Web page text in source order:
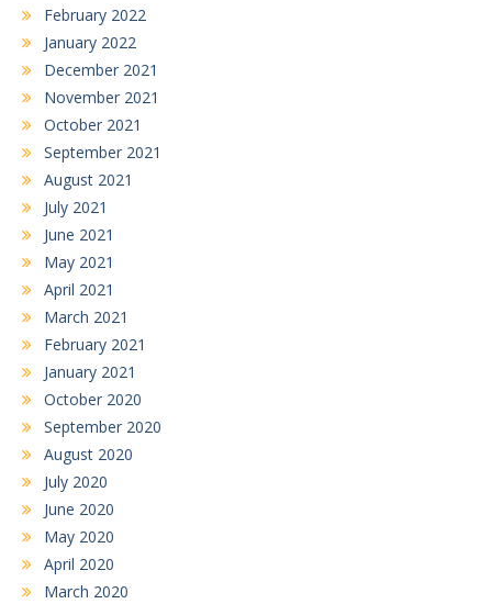
February 2022
January 2022
December 2021
November 2021
October 2021
September 2021
August 2021
July 2021
June 2021
May 2021
April 2021
March 2021
February 2021
January 2021
October 2020
September 2020
August 2020
July 2020
June 2020
May 2020
April 2020
March 2020